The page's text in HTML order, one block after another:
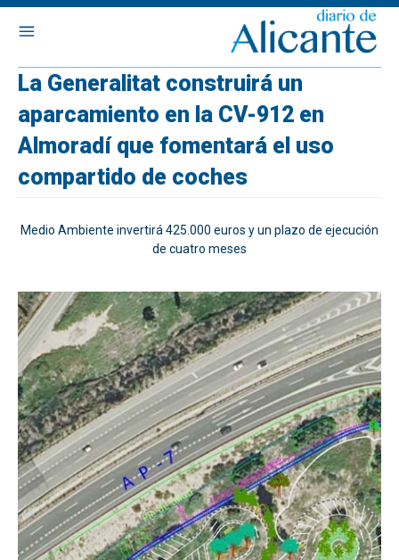
La Generalitat construirá un
aparcamiento en la CV-912 en
Almoradí que fomentará el uso
compartido de coches
Medio Ambiente invertirá 425.000 euros y un plazo de ejecución
de cuatro meses